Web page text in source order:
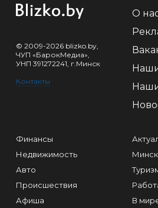
© 2009-2026 blizko.by,
ЧУП «БарокМедиа»,
УНП 391272241, г.Минск
Контакты
О
Финансы
Недвижимость
Авто
Происшествия
Афиша
Минск
В